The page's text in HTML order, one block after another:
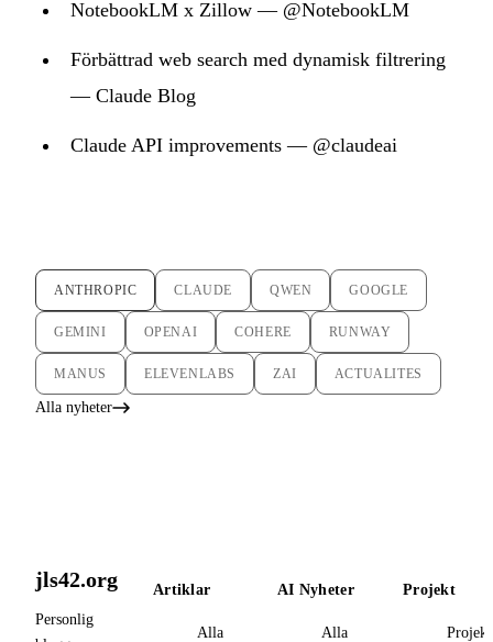
NotebookLM x Zillow — @NotebookLM
Förbättrad web search med dynamisk filtrering
— Claude Blog
Claude API improvements — @claudeai
ANTHROPIC CLAUDE QWEN GOOGLE
GEMINI OPENAI COHERE RUNWAY
MANUS ELEVENLABS ZAI ACTUALITES
Alla nyheter
jls42.org
Personlig
Artiklar
Alla
AI Nyheter
Alla
Projekt
Projekt